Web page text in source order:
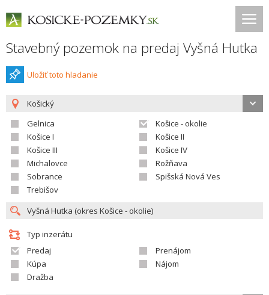
Stavebný pozemok na predaj Vyšná Hutka
Uložiť toto hladanie
Košický
Gelnica
Košice - okolie
Košice I
Košice II
Košice III
Košice IV
Michalovce
Rožňava
Sobrance
Spišská Nová Ves
Trebišov
Typ inzerátu
Predaj
Prenájom
Kúpa
Nájom
Dražba